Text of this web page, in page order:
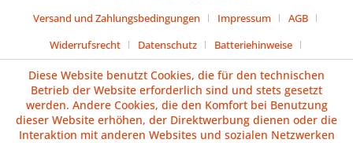
Versand und Zahlungsbedingungen
Impressum
AGB
Widerrufsrecht
Datenschutz Batteriehinweise
Vertrag widerrufen
Diese Website benutzt Cookies, die für den technischen
Betrieb der Website erforderlich sind und stets gesetzt
werden. Andere Cookies, die den Komfort bei Benutzung
dieser Website erhöhen, der Direktwerbung dienen oder die
Interaktion mit anderen Websites und sozialen Netzwerken